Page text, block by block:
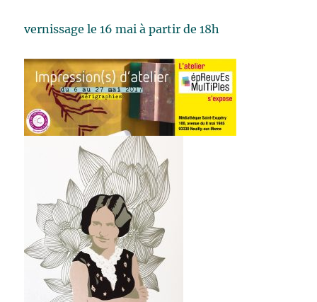
vernissage le 16 mai à partir de 18h